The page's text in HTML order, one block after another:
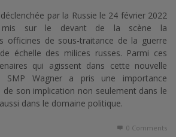
par la Russie le 24 février 2022
mis sur le devant de la scène la
officines de sous-traitance de la guerre
échelle des milices russes. Parmi ces
qui agissent dans cette nouvelle
Wagner a pris une importance
de son implication non seulement dans le
dans le domaine politique.
0 Comments